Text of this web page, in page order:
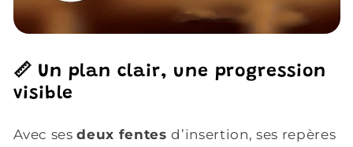
📏 Un plan clair, une progression
visible
Avec sesdeux fentesd’insertion, ses repères